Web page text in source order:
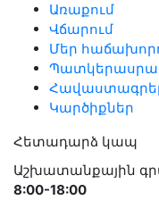
Առաքում
Վճարում
Մեր
Կարծիքներ
Հետադարձ կապ
Աշխատանքային
8:00-18:00